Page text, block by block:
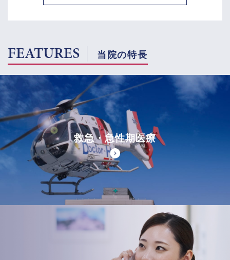
FEATURES 当院の特長
救急・急性期医療